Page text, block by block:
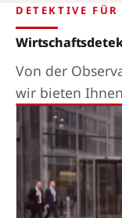
DETEKTIVE FÜR
Von der
wir bieten